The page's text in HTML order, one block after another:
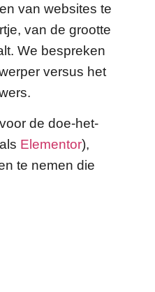
van websites te
van de grootte
We bespreken
versus het
de doe-het-
Elementor),
te nemen die